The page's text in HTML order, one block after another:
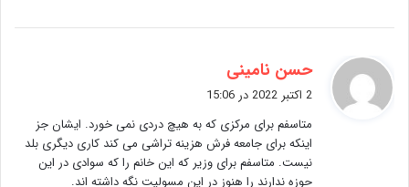
حسن نامینی
ف
:
2 اکتبر 2022 در 15:06
متاسفم برای مرکزی که به هیچ دردی نمی خورد. ایشان جز
اینکه برای جامعه فرش هزینه تراشی می کند کاری دیگری بلد
نیست. متاسفم برای وزیر که این خانم را که سوادی در این
حوزه ندارند را هنوز در این مسولیت نگه داشته اند.